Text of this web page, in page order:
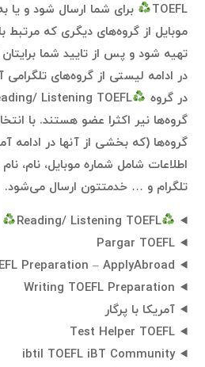
TOEFL
برای شما ارسال شود و
موبایل از گروه‌های دیگری که مرتبط
تهیه شود و پس از تایید شما
در ادامه لیستی از گروه‌های
در گروه
Listening TOEFL
گروه‌ها نیر اکثرا عضو هستند. با
گروه‌ها (که بخشی از آنها در ادامه
اطلاعات شامل شماره موبایل، نام، نام
تلگرام و … خدمتتون ارسال می‌شود.
Reading/ Listening TOEFL
Pargar TOEFL
Preparation – ApplyAbroad
Writing TOEFL Preparation
آمریکا با پرگار
Test Helper TOEFL
ibtil TOEFL iBT Community